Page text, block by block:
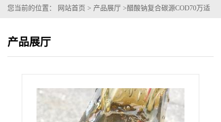
您当前的位置： 网站首页 > 产品展厅 >醋酸钠复合碳源COD70万适
产品展厅